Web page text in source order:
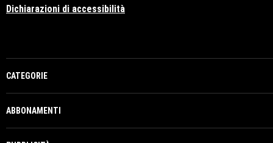
Dichiarazioni di accessibilità
CATEGORIE
ABBONAMENTI